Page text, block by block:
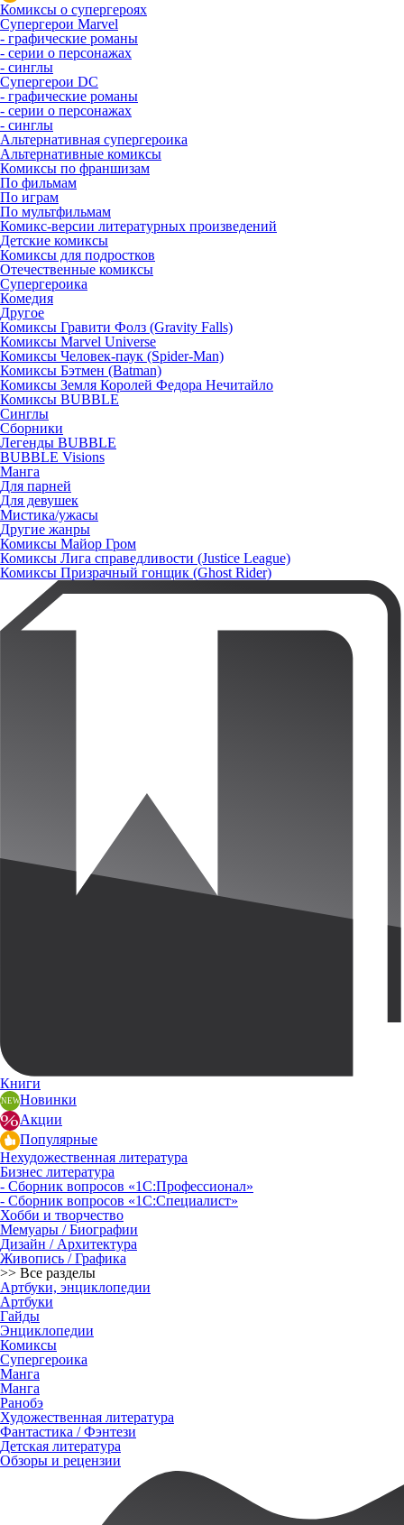
Комиксы о супергероях
Супергерои Marvel
- графические романы
- серии о персонажах
- синглы
Супергерои DC
- графические романы
- серии о персонажах
- синглы
Альтернативная супергероика
Альтернативные комиксы
Комиксы по франшизам
По фильмам
По играм
По мультфильмам
Комикс-версии литературных произведений
Детские комиксы
Комиксы для подростков
Отечественные комиксы
Супергероика
Комедия
Другое
Комиксы Гравити Фолз (Gravity Falls)
Комиксы Marvel Universe
Комиксы Человек-паук (Spider-Man)
Комиксы Бэтмен (Batman)
Комиксы Земля Королей Федора Нечитайло
Комиксы BUBBLE
Синглы
Сборники
Легенды BUBBLE
BUBBLE Visions
Манга
Для парней
Для девушек
Мистика/ужасы
Другие жанры
Комиксы Майор Гром
Комиксы Лига справедливости (Justice League)
Комиксы Призрачный гонщик (Ghost Rider)
Книги
Новинки
Акции
Популярные
Нехудожественная литература
Бизнес литература
- Сборник вопросов «1С:Профессионал»
- Сборник вопросов «1С:Специалист»
Хобби и творчество
Мемуары / Биографии
Дизайн / Архитектура
Живопись / Графика
>> Все разделы
Артбуки, энциклопедии
Артбуки
Гайды
Энциклопедии
Комиксы
Супергероика
Манга
Манга
Ранобэ
Художественная литература
Фантастика / Фэнтези
Детская литература
Обзоры и рецензии